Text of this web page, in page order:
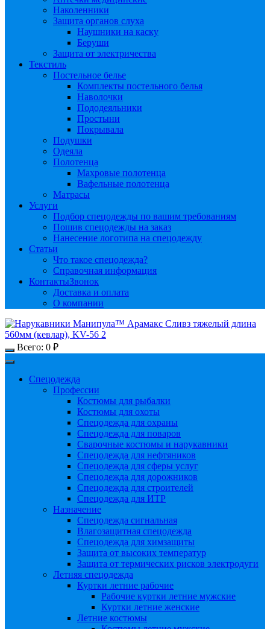
Наколенники
Защита органов слуха
Наушники на каску
Беруши
Защита от электричества
Текстиль
Постельное белье
Комплекты постельного белья
Наволочки
Пододеяльники
Простыни
Покрывала
Подушки
Одеяла
Полотенца
Махровые полотенца
Вафельные полотенца
Матрасы
Услуги
Подбор спецодежды по вашим требованиям
Пошив спецодежды на заказ
Нанесение логотипа на спецодежду
Статьи
Что такое спецодежда?
Справочная информация
КонтактыЗвонок
Доставка и оплата
О компании
Всего: 0 ₽
Спецодежда
Профессии
Костюмы для рыбалки
Костюмы для охоты
Спецодежда для охраны
Спецодежда для поваров
Сварочные костюмы и нарукавники
Спецодежда для нефтяников
Спецодежда для сферы услуг
Спецодежда для дорожников
Спецодежда для строителей
Спецодежда для ИТР
Назначение
Спецодежда сигнальная
Влагозащитная спецодежда
Спецодежда для химзащиты
Защита от высоких температур
Защита от термических рисков электродуги
Летняя спецодежда
Куртки летние рабочие
Рабочие куртки летние мужские
Куртки летние женские
Летние костюмы